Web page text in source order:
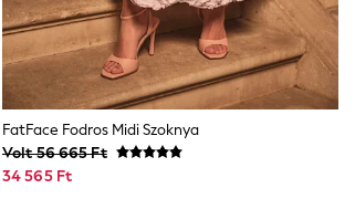
FatFace Fodros Midi Szoknya
Volt 56 665 Ft
34 565 Ft